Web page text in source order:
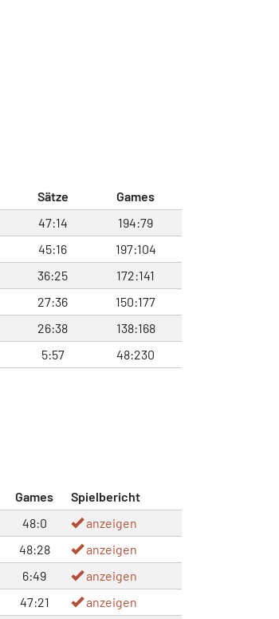
Sätze
Games
47:14
194:79
45:16
197:104
36:25
172:141
27:36
150:177
26:38
138:168
5:57 48:230
Games
Spielbericht
48:0
anzeigen
48:28
anzeigen
6:49
anzeigen
47:21
anzeigen